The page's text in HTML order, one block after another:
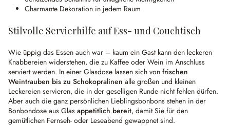
Charmante Dekoration in jedem Raum
Stilvolle Servierhilfe auf Ess- und Couchtisch
Wie üppig das Essen auch war – kaum ein Gast kann den leckeren
Knabbereien widerstehen, die zu Kaffee oder Wein im Anschluss
serviert werden. In einer Glasdose lassen sich von frischen
Weintrauben bis zu Schokopralinen alle großen und kleinen
Leckereien servieren, die in der geselligen Runde nicht fehlen dürfen.
Aber auch die ganz persönlichen Lieblingsbonbons stehen in der
Bonbondose aus Glas appetitlich bereit, damit Sie für den
gemütlichen Fernseh- oder Leseabend gewappnet sind.